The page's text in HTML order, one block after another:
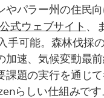
やパラー州の住民
公式ウェブサイト 、
可能。森林伐採
加速、気候変動最
課題の実行を通じ
らしい仕組みです